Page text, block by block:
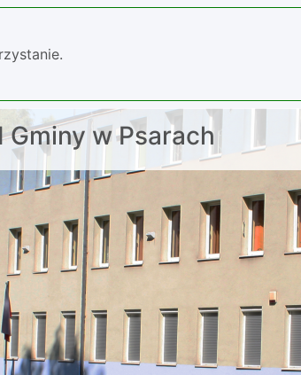
Gminy w Psarach